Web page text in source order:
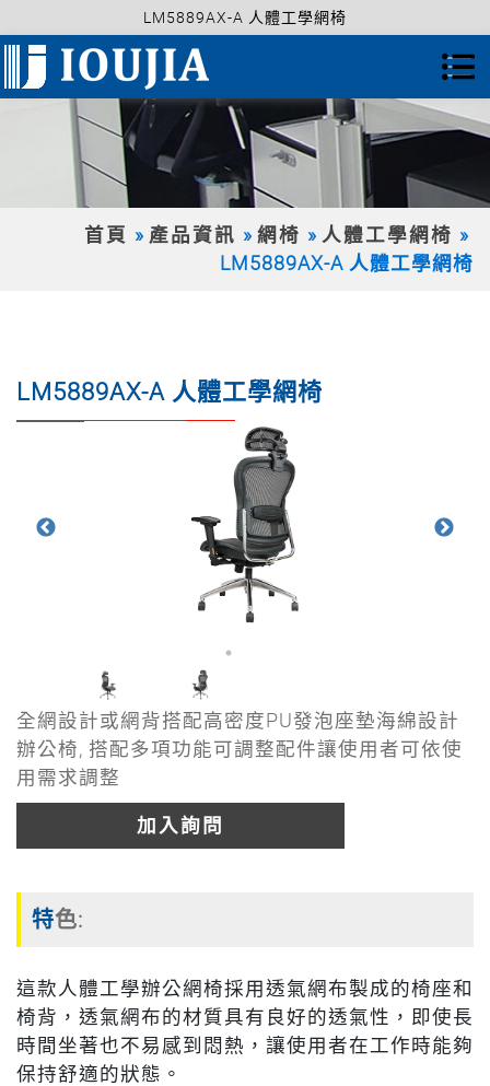
LM5889AX-A 人體工學網椅
首頁 產品資訊 網椅
人體工學網椅
LM5889AX-A 人體工學網椅
LM5889AX-A 人體工學網椅
全網設計或網背搭配高密度PU發泡座墊海綿設計
辦公椅, 搭配多項功能可調整配件讓使用者可依使
用需求調整
加入詢問
特色:
這款人體工學辦公網椅採用透氣網布製成的椅座和
椅背，透氣網布的材質具有良好的透氣性，即使長
時間坐著也不易感到悶熱，讓使用者在工作時能夠
保持舒適的狀態。